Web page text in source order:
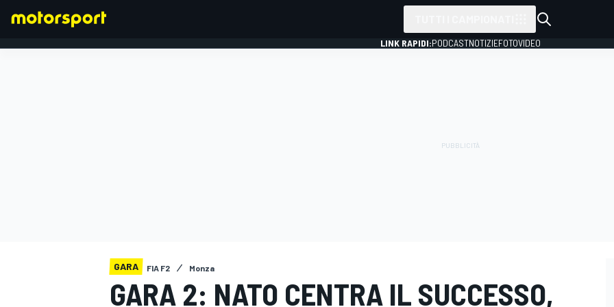
LINK RAPIDI:PODCASTNOTIZIEFOTOVIDEO
GARA FIA F2 Monza
GARA 2: NATO CENTRA IL SUCCESSO,